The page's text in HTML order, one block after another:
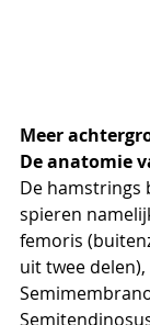
Meer
De anatomie
De hamstrings
spieren
femoris
uit twee delen),